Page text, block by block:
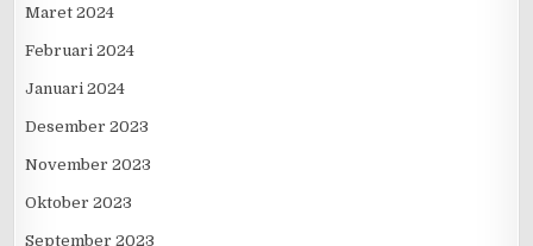
Maret 2024
Februari 2024
Januari 2024
Desember 2023
November 2023
Oktober 2023
September 2023